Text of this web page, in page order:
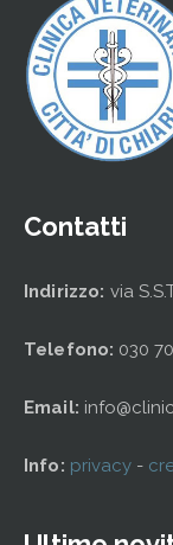
Contatti
Indirizzo: via
Telefono: 030
Email:
Info: privacy -